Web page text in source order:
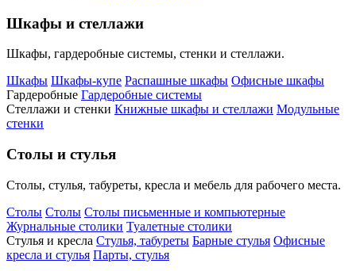
Шкафы и стеллажи
Шкафы, гардеробные системы, стенки и стеллажи.
Шкафы Шкафы-купе Распашные шкафы Офисные шкафы
Гардеробные Гардеробные системы
Стеллажи и стенки Книжные шкафы и стеллажи Модульные
стенки
Столы и стулья
Столы, стулья, табуреты, кресла и мебель для рабочего места.
Столы Столы Столы письменные и компьютерные
Журнальные столики Туалетные столики
Стулья и кресла Стулья, табуреты Барные стулья Офисные
кресла и стулья Парты, стулья